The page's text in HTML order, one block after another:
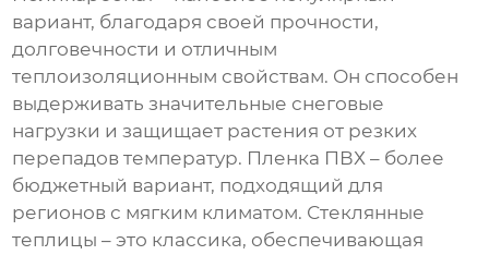
вариант, благодаря своей прочности,
долговечности и отличным
теплоизоляционным свойствам. Он способен
выдерживать значительные снеговые
нагрузки и защищает растения от резких
перепадов температур. Пленка ПВХ – более
бюджетный вариант, подходящий для
регионов с мягким климатом. Стеклянные
теплицы – это классика, обеспечивающая